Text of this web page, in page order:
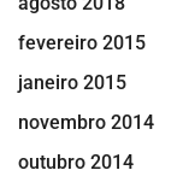
fevereiro 2015
janeiro 2015
novembro 2014
outubro 2014